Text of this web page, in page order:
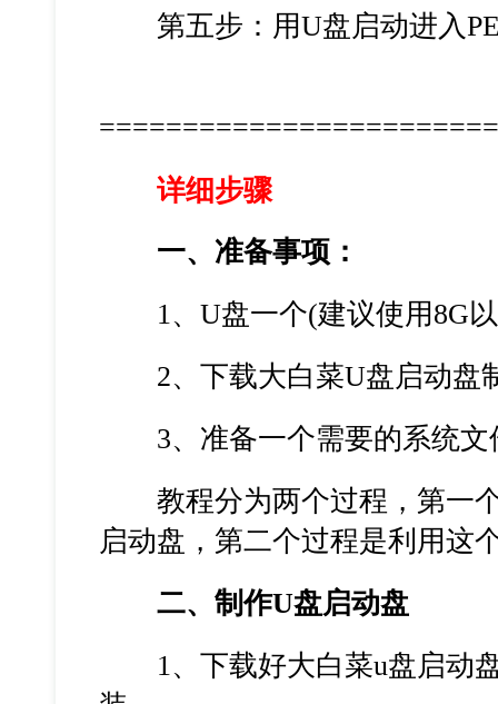
第五步：用U盘启动进入PE
详细步骤
一、准备事项：
1、U盘一个(建议使用8G以
2、下载大白菜U盘启动盘
3、准备一个需要的系统文
教程分为两个过程，第一个
启动盘，第二个过程是利用这
二、制作U盘启动盘
1、下载好大白菜u盘启动